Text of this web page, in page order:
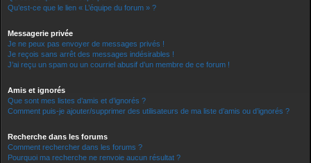
Qu’est-ce que le lien « L’équipe du forum » ?
Messagerie privée
Je ne peux pas envoyer de messages privés !
Je reçois sans arrêt des messages indésirables !
J’ai reçu un spam ou un courriel abusif d’un membre de ce forum !
Amis et ignorés
Que sont mes listes d’amis et d’ignorés ?
Comment puis-je ajouter/supprimer des utilisateurs de ma liste d’amis ou d’ignorés ?
Recherche dans les forums
Comment rechercher dans les forums ?
Pourquoi ma recherche ne renvoie aucun résultat ?